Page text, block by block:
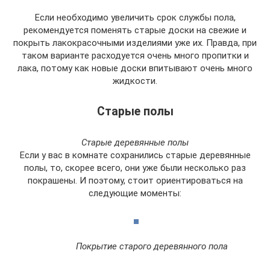
Если необходимо увеличить срок службы пола,
рекомендуется поменять старые доски на свежие и
покрыть лакокрасочными изделиями уже их. Правда, при
таком варианте расходуется очень много пропитки и
лака, потому как новые доски впитывают очень много
жидкости.
Старые полы
Старые деревянные полы
Если у вас в комнате сохранились старые деревянные
полы, то, скорее всего, они уже были несколько раз
покрашены. И поэтому, стоит ориентироваться на
следующие моменты:
Покрытие старого деревянного пола